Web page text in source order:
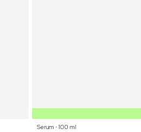
Serum ⋅ 100 ml